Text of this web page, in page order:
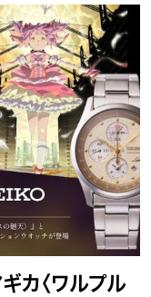
カ〈ワルプル